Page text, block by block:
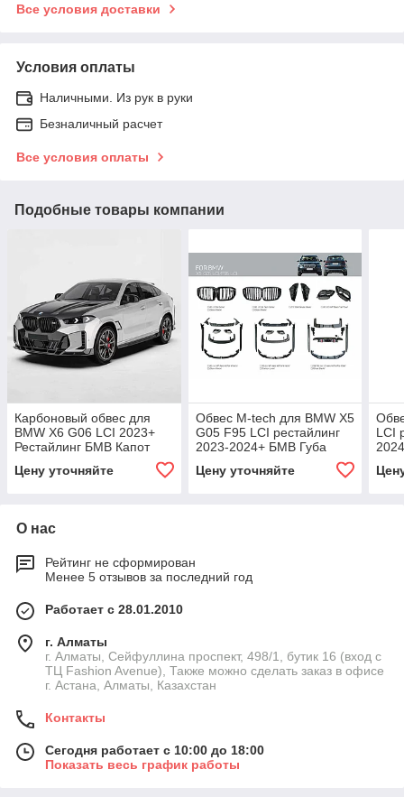
Все условия доставки
Условия оплаты
Наличными. Из рук в руки
Безналичный расчет
Все условия оплаты
Подобные товары компании
Карбоновый обвес для
BMW X6 G06 LCI 2023+
Рестайлинг БМВ Капот
Губа переднего бампера
Диффузор
Цену уточняйте
Обвес M-tech для BMW X5
G05 F95 LCI рестайлинг
2023-2024+ БМВ Губа
канарды юбки диффузор
спойлер тюнинг
Цену уточняйте
LCI
О нас
Рейтинг не сформирован
Менее 5 отзывов за последний год
Работает с 28.01.2010
г. Алматы
г. Алматы, Сейфуллина проспект, 498/1, бутик 16 (вход с
ТЦ Fashion Avenue), Также можно сделать заказ в офисе
г. Астана, Алматы, Казахстан
Контакты
Сегодня работает с 10:00 до 18:00
Показать весь график работы